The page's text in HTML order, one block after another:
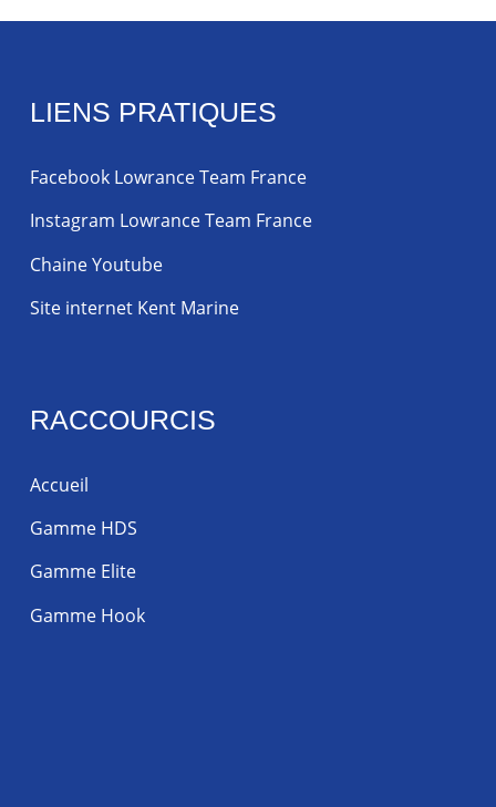
LIENS PRATIQUES
Facebook Lowrance Team France
Instagram Lowrance Team France
Chaine Youtube
Site internet Kent Marine
RACCOURCIS
Accueil
Gamme HDS
Gamme Elite
Gamme Hook